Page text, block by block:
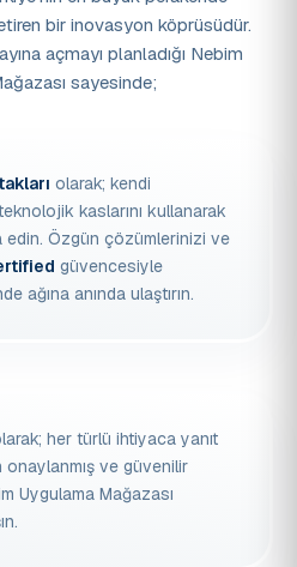
bir inovasyon köprüsüdür.
açmayı planladığı Nebim
sayesinde;
olarak; kendi
kaslarını kullanarak
edin. Özgün çözümlerinizi ve
güvencesiyle
ağına anında ulaştırın.
her türlü ihtiyaca yanıt
onaylanmış ve güvenilir
Uygulama Mağazası